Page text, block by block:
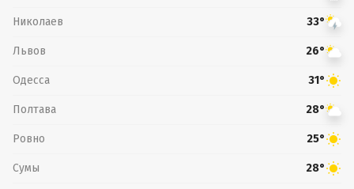
Николаев 33°
Львов 26°
Одесса 31°
Полтава 28°
Ровно 25°
Сумы 28°